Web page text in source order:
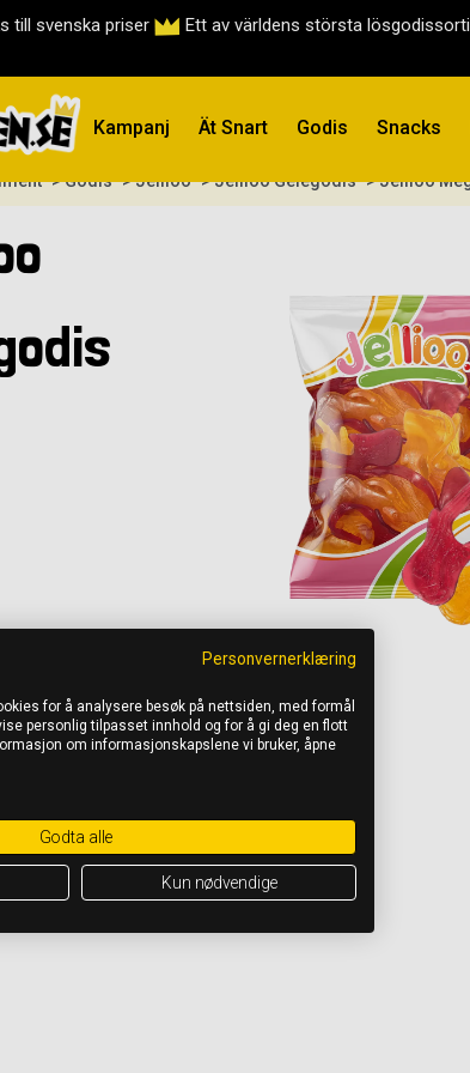
till svenska priser Ett av världens största
Kampanj Ät Snart Godis Snacks
> Godis > Jellioo > Jellioo Gelégodis > Jellioo
Personvernerklæring
for å analysere besøk på nettsiden, med formål
personlig tilpasset innhold og for å gi deg en flott
om informasjonskapslene vi bruker, åpne
Godta alle
Kun nødvendige